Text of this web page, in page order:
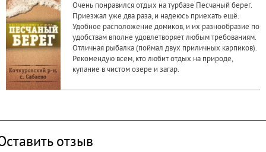
Очень понравился отдых на турбазе Песчаный берег.
Приезжал уже два раза, и надеюсь приехать ещё.
Удобное расположение домиков, и их разнообразие по
удобствам вполне удовлетворяет любым требованиям.
Отличная рыбалка (поймал двух приличных карпиков).
Рекомендую всем, кто любит отдых на природе,
купание в чистом озере и загар.
отзыв